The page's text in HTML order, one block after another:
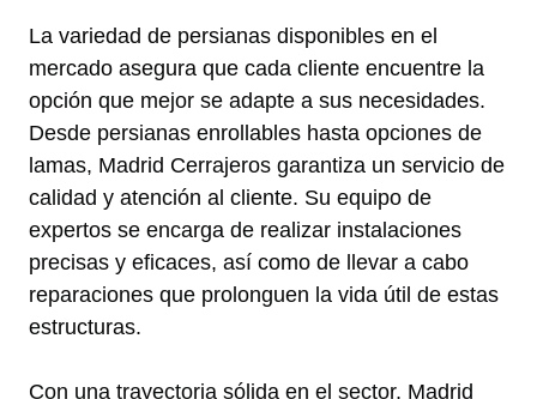
La variedad de persianas disponibles en el
mercado asegura que cada cliente encuentre la
opción que mejor se adapte a sus necesidades.
Desde persianas enrollables hasta opciones de
lamas, Madrid Cerrajeros garantiza un servicio de
calidad y atención al cliente. Su equipo de
expertos se encarga de realizar instalaciones
precisas y eficaces, así como de llevar a cabo
reparaciones que prolonguen la vida útil de estas
estructuras.
Con una trayectoria sólida en el sector, Madrid